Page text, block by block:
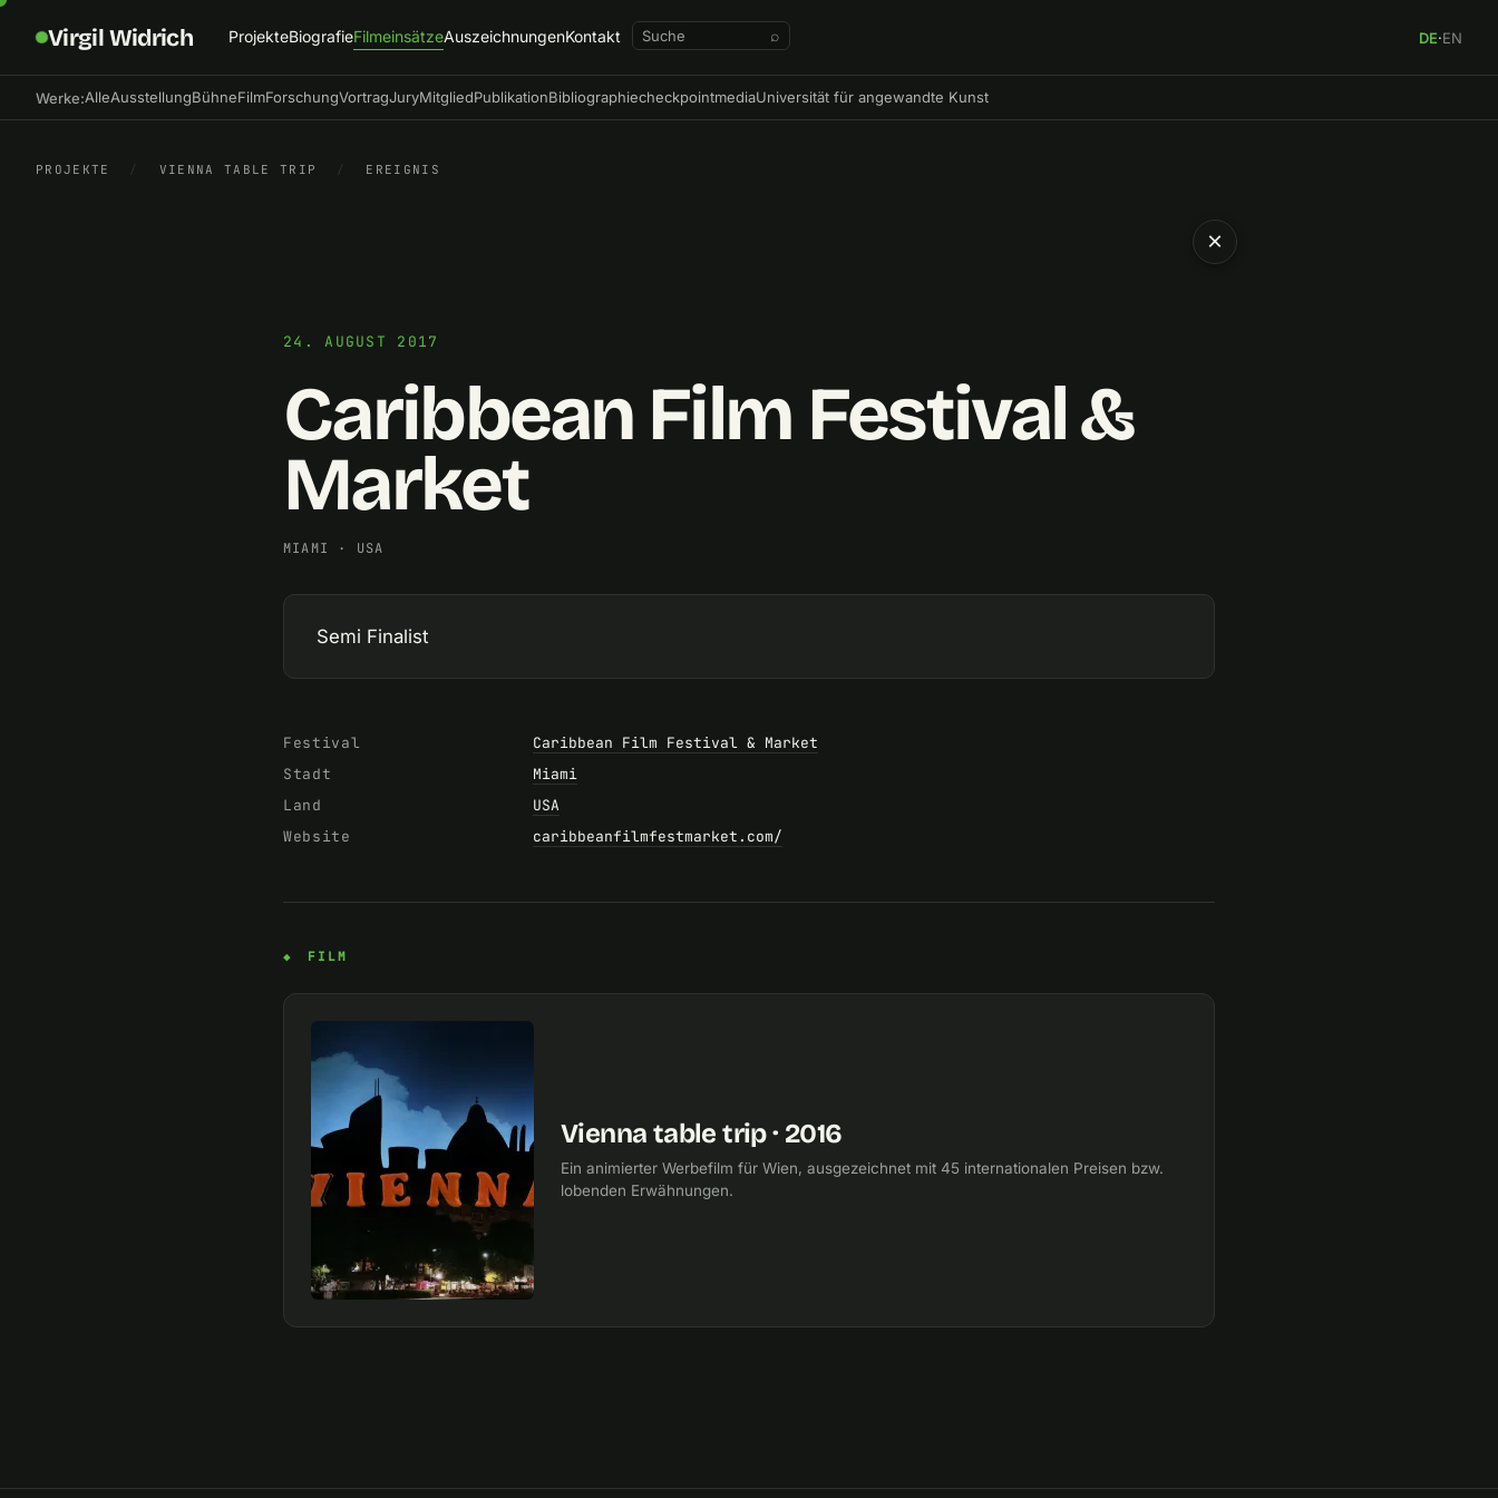
Virgil Widrich ProjekteBiografieFilmeinsätzeAuszeichnungenKontakt ⌕ DE·EN
Werke:AlleAusstellungBühneFilmForschungVortragJuryMitgliedPublikationBibliographiecheckpointmediaUniversität für angewandte Kunst
PROJEKTE / VIENNA TABLE TRIP / EREIGNIS
24. AUGUST 2017
Caribbean Film Festival &
Market
MIAMI · USA
Semi Finalist
Festival
Caribbean Film Festival & Market
Stadt
Miami
Land
USA
Website
caribbeanfilmfestmarket.com/
FILM
Vienna table trip · 2016
Ein animierter Werbefilm für Wien, ausgezeichnet mit 45 internationalen Preisen bzw.
lobenden Erwähnungen.
×